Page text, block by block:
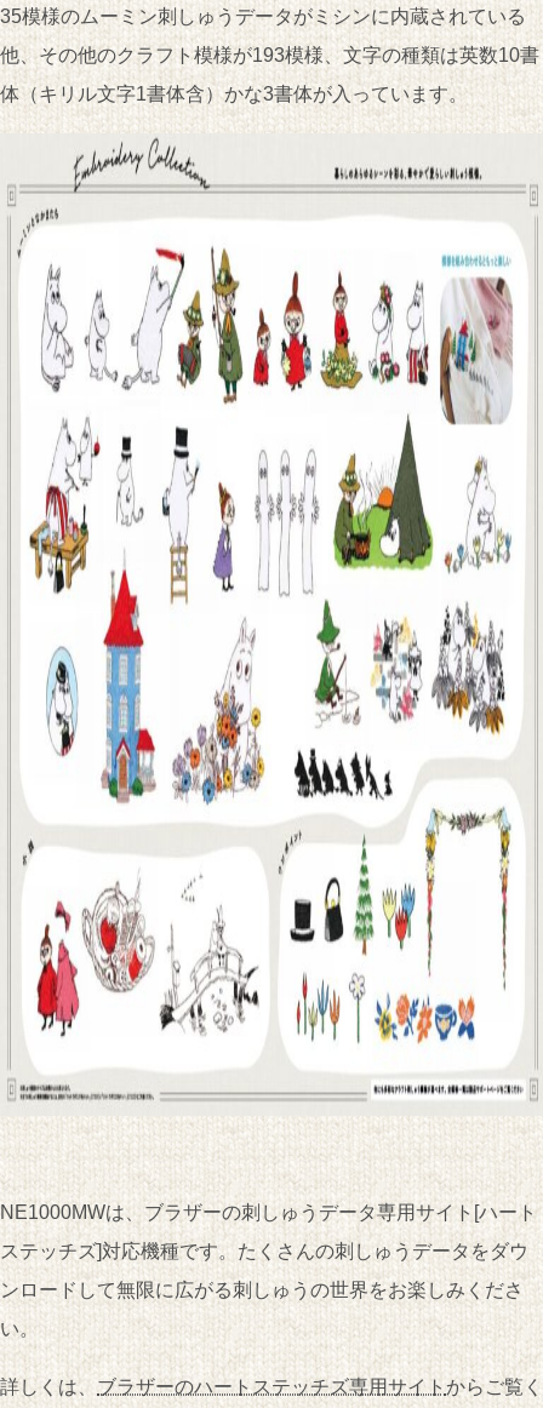
35模様のムーミン刺しゅうデータがミシンに内蔵されている
他、その他のクラフト模様が193模様、文字の種類は英数10書
体（キリル文字1書体含）かな3書体が入っています。
NE1000MWは、ブラザーの刺しゅうデータ専用サイト[ハート
ステッチズ]対応機種です。たくさんの刺しゅうデータをダウ
ンロードして無限に広がる刺しゅうの世界をお楽しみくださ
い。
詳しくは、 ブラザーのハートステッチズ専用サイト からご覧く